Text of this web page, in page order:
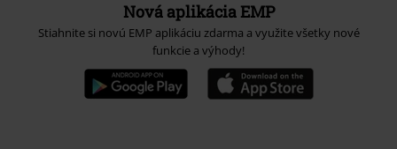
Nová aplikácia EMP
Stiahnite si novú EMP aplikáciu zdarma a využite všetky nové
funkcie a výhody!